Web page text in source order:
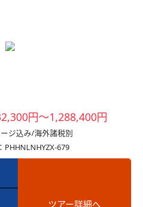
円～1,288,400円
ジ込み/海外諸税別
PHHNLNHYZX-679
ツアー詳細へ